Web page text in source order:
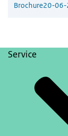
Brochure20-
Service